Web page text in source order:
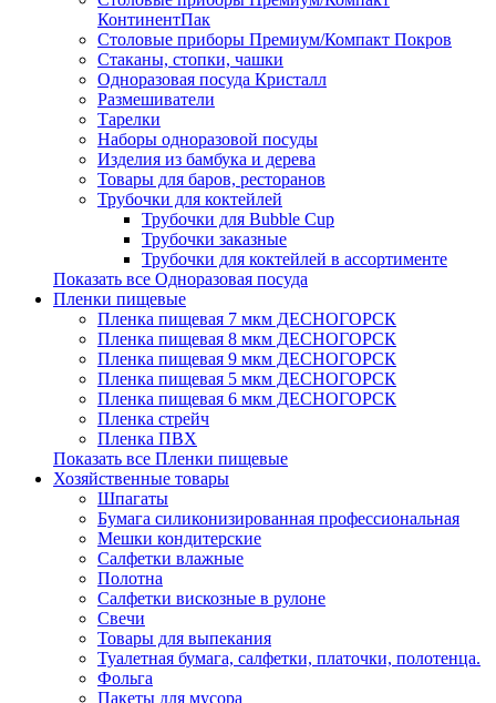
КонтинентПак
Столовые приборы Премиум/Компакт Покров
Стаканы, стопки, чашки
Одноразовая посуда Кристалл
Размешиватели
Тарелки
Наборы одноразовой посуды
Изделия из бамбука и дерева
Товары для баров, ресторанов
Трубочки для коктейлей
Трубочки для Bubble Cup
Трубочки заказные
Трубочки для коктейлей в ассортименте
Показать все Одноразовая посуда
Пленки пищевые
Пленка пищевая 7 мкм ДЕСНОГОРСК
Пленка пищевая 8 мкм ДЕСНОГОРСК
Пленка пищевая 9 мкм ДЕСНОГОРСК
Пленка пищевая 5 мкм ДЕСНОГОРСК
Пленка пищевая 6 мкм ДЕСНОГОРСК
Пленка стрейч
Пленка ПВХ
Показать все Пленки пищевые
Хозяйственные товары
Шпагаты
Бумага силиконизированная профессиональная
Мешки кондитерские
Салфетки влажные
Полотна
Салфетки вискозные в рулоне
Свечи
Товары для выпекания
Туалетная бумага, салфетки, платочки, полотенца.
Фольга
Пакеты для мусора